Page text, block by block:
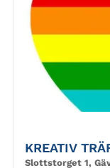
KREATIV
Slottstorget 1,